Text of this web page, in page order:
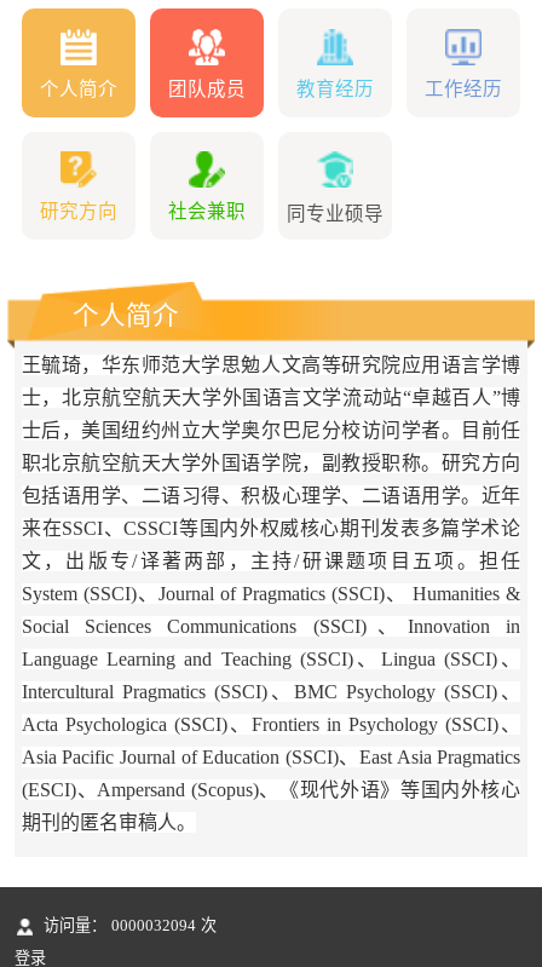
个人简介 团队成员 教育经历 工作经历
研究方向 社会兼职 同专业硕导
个人简介
王毓琦，华东师范大学思勉人文高等研究院应用语言学博
士，北京航空航天大学外国 语言文学流动站“卓越百人”博
士后，美国纽约州立大学奥尔巴尼分校访问学者。目前任
职北京航空航天大学外国语学院，副教授职称。研究方向
包括语用学、二语习得、积极心理学、二语语用学。近年
来在SSCI、CSSCI等 国内外权威核心期刊发表多篇学术论
文，出版专/译著两部，主持/研课题项目五项。担任
System(SSCI)、 Journal of Pragmatics (SSCI)、
Humanities &
Social Sciences Communications (SSCI)、 Innovation in
Language Learning and Teaching(SSCI)、 Lingua(SSCI)、
Intercultural Pragmatics(SSCI)、BMC Psychology (SSCI)、
Acta Psychologica(SSCI)、Frontiers in Psychology (SSCI)、
Asia Pacific Journal of Education (SSCI)、 East Asia Pragmatics
(ESCI)、Ampersand (Scopus)、《现代外语》等国内外核心
期刊的匿名审稿人。
访问量： 0000032094 次
登录